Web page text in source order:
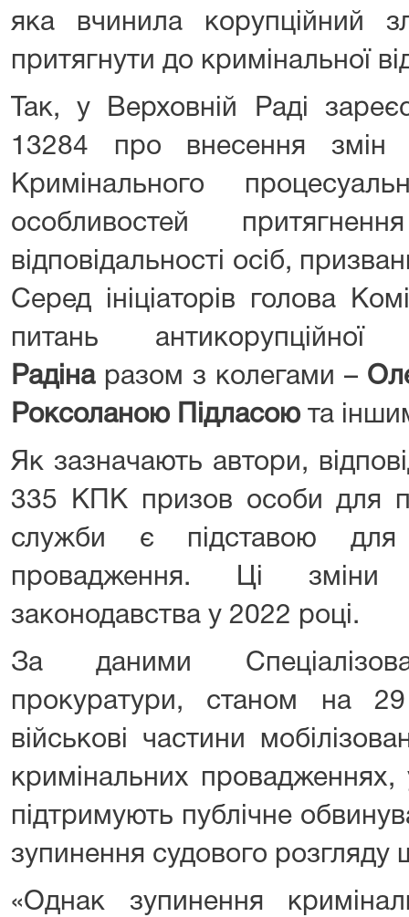
яка вчинила корупційний
притягнути до кримінальної
Так, у Верховній Раді
13284 про внесення змін
Кримінального
особливостей
відповідальності осіб,
Серед ініціаторів голова
питань
Радінаразом з колегами –
Роксоланою Підласою та
Як зазначають автори,
335 КПК призов особи для
служби є підставою для
провадження. Ці
законодавства у 2022 році.
За даними
прокуратури, станом на
військові частини
кримінальних
підтримують публічне
зупинення судового розгляду
«Однак зупинення